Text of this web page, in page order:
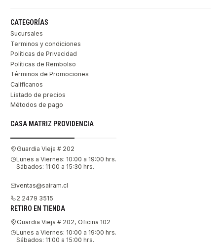
CATEGORÍAS
Sucursales
Terminos y condiciones
Políticas de Privacidad
Políticas de Rembolso
Términos de Promociones
Califícanos
Listado de precios
Métodos de pago
CASA MATRIZ PROVIDENCIA
Guardia Vieja # 202
Lunes a Viernes: 10:00 a 19:00 hrs.
Sábados: 11:00 a 15:30 hrs.
ventas@sairam.cl
2 2479 3515
RETIRO EN TIENDA
Guardia Vieja # 202, Oficina 102
Lunes a Viernes: 10:00 a 19:00 hrs.
Sábados: 11:00 a 15:00 hrs.